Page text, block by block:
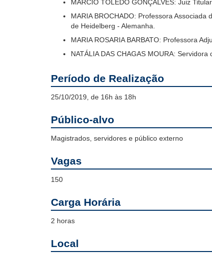
MÁRCIO TOLEDO GONÇALVES: Juiz
MARIA BROCHADO: Professora
de Heidelberg - Alemanha.
MARIA ROSARIA BARBATO: Professora
NATÁLIA DAS CHAGAS MOURA: Servidora
Período de Realização
25/10/2019, de 16h às 18h
Público-alvo
Magistrados, servidores e público externo
Vagas
150
Carga Horária
2 horas
Local